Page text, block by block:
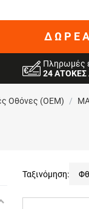
Πληρωμές
24 ΑΤΟΚΕΣ
Oθόνες (OEM) /
Ταξινόμηση: